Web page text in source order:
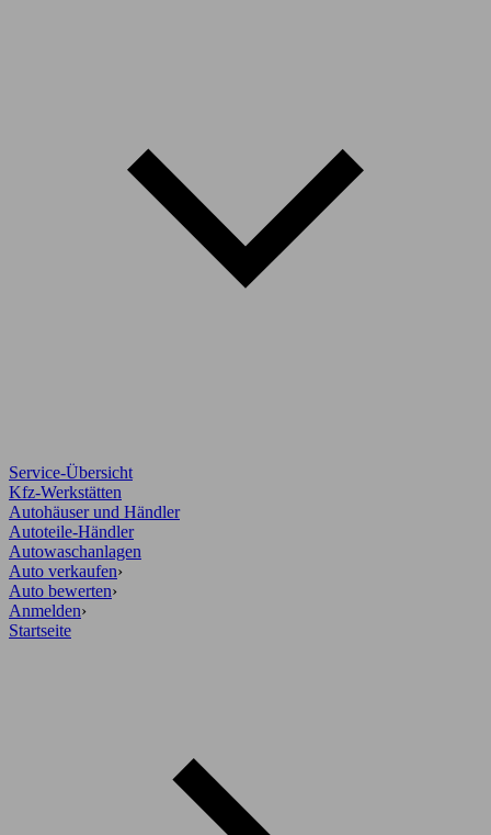
Service-Übersicht
Kfz-Werkstätten
Autohäuser und Händler
Autoteile-Händler
Autowaschanlagen
Auto verkaufen›
Auto bewerten›
Anmelden›
Startseite